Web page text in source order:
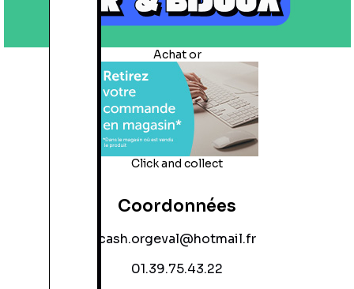
Achat or
Click and collect
Coordonnées
cash.orgeval@hotmail.fr
01.39.75.43.22